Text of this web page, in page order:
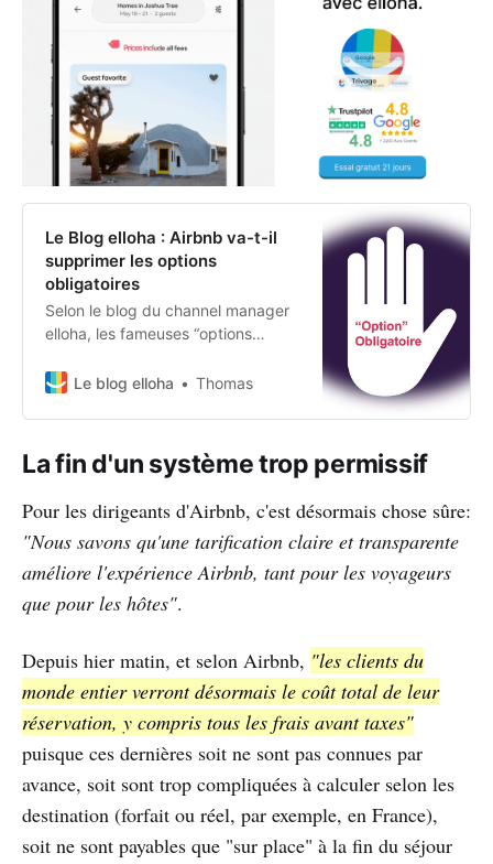
Le Blog elloha : Airbnb va-t-il
supprimer les options
obligatoires
Selon le blog du channel manager
elloha, les fameuses “options
loueurs à courte durée pourraient
prochaines décisions de Airbnb.
Le blog elloha Thomas
La fin d'un système trop permissif
Pour les dirigeants d'Airbnb, c'est désormais chose sûre:
"Nous savons qu'une tarification claire et transparente
améliore l'expérience Airbnb, tant pour les voyageurs
que pour les hôtes".
Depuis hier matin, et selon Airbnb, "les clients du
monde entier verront désormais le coût total de leur
réservation, y compris tous les frais avant taxes"
puisque ces dernières soit ne sont pas connues par
avance, soit sont trop compliquées à calculer selon les
destination (forfait ou réel, par exemple, en France),
soit ne sont payables que "sur place" à la fin du séjour